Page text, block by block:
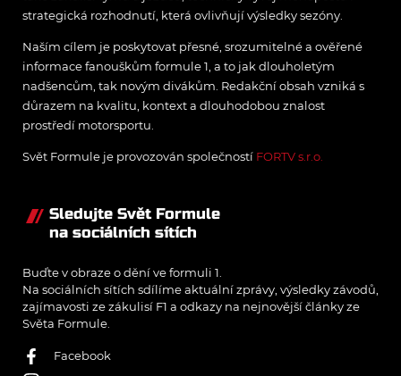
strategická rozhodnutí, která ovlivňují výsledky sezóny.
Naším cílem je poskytovat přesné, srozumitelné a ověřené
informace fanouškům formule 1, a to jak dlouholetým
nadšencům, tak novým divákům. Redakční obsah vzniká s
důrazem na kvalitu, kontext a dlouhodobou znalost
prostředí motorsportu.
Svět Formule je provozován společností FORTV s.r.o.
Sledujte Svět Formule
na sociálních sítích
Buďte v obraze o dění ve formuli 1.
Na sociálních sítích sdílíme aktuální zprávy, výsledky závodů,
zajímavosti ze zákulisí F1 a odkazy na nejnovější články ze
Světa Formule.
Facebook